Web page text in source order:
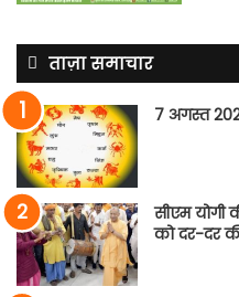
ताज़ा समाचार
7 अगस्त
सीएम योगी
को दर-दर